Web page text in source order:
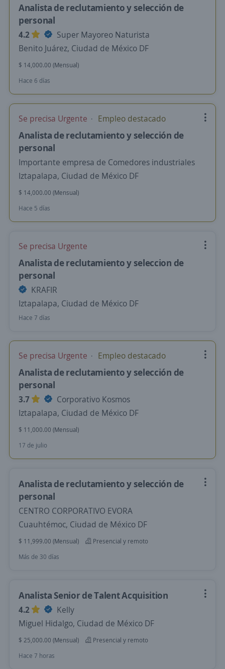
Analista de reclutamiento y selección de
personal
4.2
Super Mayoreo Naturista
Benito Juárez, Ciudad de México DF
$ 14,000.00 (Mensual)
Hace 6 días
Se precisa Urgente Empleo destacado
Analista de reclutamiento y selección de
personal
Importante empresa de Comedores industriales
Iztapalapa, Ciudad de México DF
$ 14,000.00 (Mensual)
Hace 5 días
Se precisa Urgente
Analista de reclutamiento y seleccion de
personal
KRAFIR
Iztapalapa, Ciudad de México DF
Hace 7 días
Se precisa Urgente Empleo destacado
Analista de reclutamiento y selección de
personal
3.7
Corporativo Kosmos
Iztapalapa, Ciudad de México DF
$ 11,000.00 (Mensual)
17 de julio
Analista de reclutamiento y selección de
personal
CENTRO CORPORATIVO EVORA
Cuauhtémoc, Ciudad de México DF
$ 11,999.00 (Mensual)
Presencial y remoto
Más de 30 días
Analista Senior de Talent Acquisition
4.2
Kelly
Miguel Hidalgo, Ciudad de México DF
$ 25,000.00 (Mensual)
Presencial y remoto
Hace 7 horas